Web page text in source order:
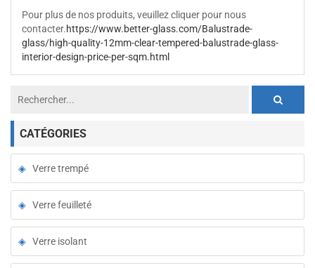
Pour plus de nos produits, veuillez cliquer pour nous
contacter. https://www.better-glass.com/Balustrade-
glass/high-quality-12mm-clear-tempered-balustrade-glass-
interior-design-price-per-sqm.html
CATÉGORIES
Verre trempé
Verre feuilleté
Verre isolant